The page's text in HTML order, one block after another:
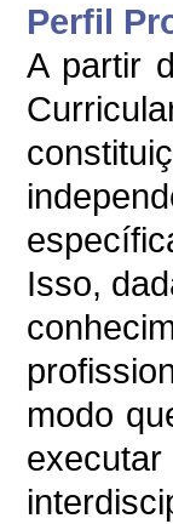
Perfil
A partir
Isso,
modo